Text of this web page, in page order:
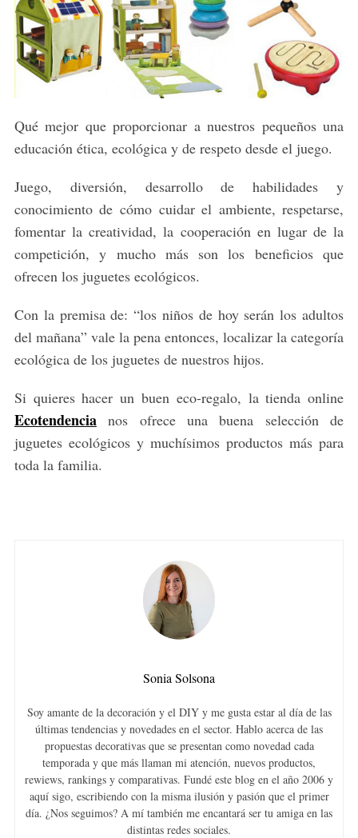
Qué mejor que proporcionar a nuestros pequeños una
educación ética, ecológica y de respeto desde el juego.
Juego, diversión, desarrollo de habilidades y
conocimiento de cómo cuidar el ambiente, respetarse,
fomentar la creatividad, la cooperación en lugar de la
competición, y mucho más son los beneficios que
ofrecen los juguetes ecológicos.
Con la premisa de: “los niños de hoy serán los adultos
del mañana” vale la pena entonces, localizar la categoría
ecológica de los juguetes de nuestros hijos.
Si quieres hacer un buen eco-regalo, la tienda online
Ecotendencianos ofrece una buena selección de
juguetes ecológicos y muchísimos productos más para
toda la familia.
Sonia Solsona
Soy amante de la decoración y el DIY y me gusta estar al día de las
últimas tendencias y novedades en el sector. Hablo acerca de las
propuestas decorativas que se presentan como novedad cada
temporada y que más llaman mi atención, nuevos productos,
rewiews, rankings y comparativas. Fundé este blog en el año 2006 y
aquí sigo, escribiendo con la misma ilusión y pasión que el primer
día. ¿Nos seguimos? A mí también me encantará ser tu amiga en las
distintas redes sociales.